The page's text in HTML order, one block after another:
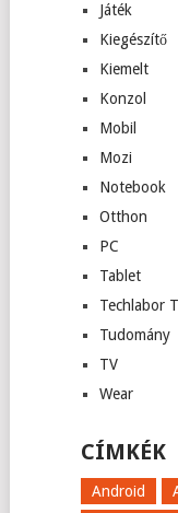
Játék
Kiegészítő
Kiemelt
Konzol
Mobil
Mozi
Notebook
Otthon
PC
Tablet
Techlabor
Tudomány
TV
Wear
CÍMKÉK
Android